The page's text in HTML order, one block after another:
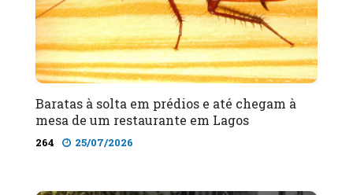
Baratas à solta em prédios e até chegam à
mesa de um restaurante em Lagos
264 25/07/2026